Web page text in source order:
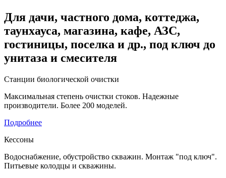
Для дачи, частного дома, коттеджа,
таунхауса, магазина, кафе, АЗС,
гостиницы, поселка и др., под ключ до
унитаза и смесителя
Станции биологической очистки
Максимальная степень очистки стоков. Надежные
производители. Более 200 моделей.
Подробнее
Кессоны
Водоснабжение, обустройство скважин. Монтаж "под ключ".
Питьевые колодцы и скважины.